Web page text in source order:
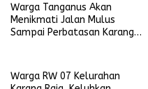
Warga Tanganus Akan
Menikmati Jalan Mulus
Sampai Perbatasan Karang
Warga RW 07 Kelurahan